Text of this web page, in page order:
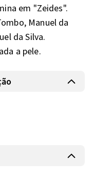
em "Zeides".
Manuel da
da Silva.
a pele.